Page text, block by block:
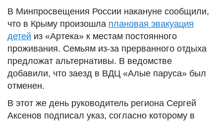
В Минпросвещения России накануне сообщили,
что в Крыму произошла плановая эвакуация
детей из «Артека» к местам постоянного
проживания. Семьям из-за прерванного отдыха
предложат альтернативы. В ведомстве
добавили, что заезд в ВДЦ «Алые паруса» был
отменен.
В этот же день руководитель региона Сергей
Аксенов подписал указ, согласно которому в